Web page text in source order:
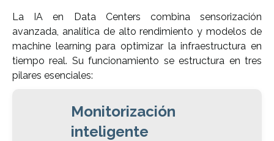
La IA en Data Centers combina sensorización
avanzada, analítica de alto rendimiento y modelos de
machine learning para optimizar la infraestructura en
tiempo real. Su funcionamiento se estructura en tres
pilares esenciales:
Monitorización
inteligente